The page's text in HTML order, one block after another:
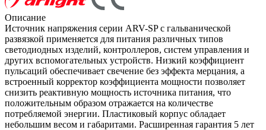
Описание
Источник напряжения серии ARV-SP с гальванической
развязкой применяется для питания различных типов
светодиодных изделий, контроллеров, систем управления и
других вспомогательных устройств. Низкий коэффициент
пульсаций обеспечивает свечение без эффекта мерцания, а
встроенный корректор коэффициента мощности позволяет
снизить реактивную мощность источника питания, что
положительным образом отражается на количестве
потребляемой энергии. Пластиковый корпус обладает
небольшим весом и габаритами. Расширенная гарантия 5 лет